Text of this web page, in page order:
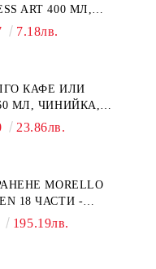
ART 400 МЛ,
СТЪКЛО
7.18лв.
КАФЕ ИЛИ
МЛ, ЧИНИЙКА,
ORANGE LOVE
23.86лв.
MORELLO
18 ЧАСТИ -
195.19лв.